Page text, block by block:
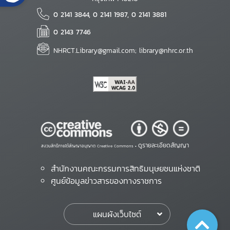
0 2141 3844, 0 2141 1987, 0 2141 3881
0 2143 7746
NHRCT.Library@gmail.com; library@nhrc.or.th
สงวนสิทธิ์ภายใต้สัญญาอนุญาต Creative Commons • ดูรายละเอียดสัญญา
สำนักงานคณะกรรมการสิทธิมนุษยชนแห่งชาติ
ศูนย์ข้อมูลข่าวสารของทางราชการ
แผนผังเว็บไซต์